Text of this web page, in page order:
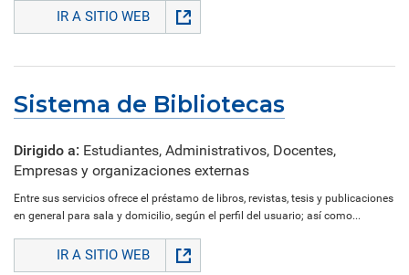
IR A SITIO WEB
Sistema de Bibliotecas
Dirigido a: Estudiantes, Administrativos, Docentes,
Empresas y organizaciones externas
Entre sus servicios ofrece el préstamo de libros, revistas, tesis y publicaciones
en general para sala y domicilio, según el perfil del usuario; así como...
IR A SITIO WEB